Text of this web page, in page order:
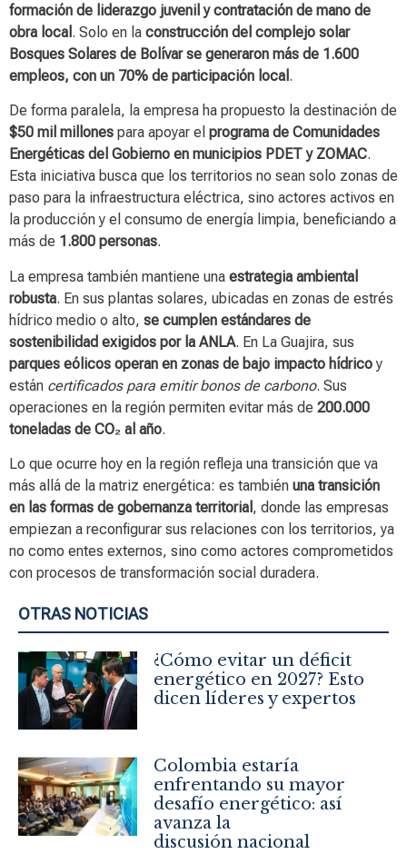
formación de liderazgo juvenil y contratación de mano de
obra local . Solo en la construcción del complejo solar
Bosques Solares de Bolívar se generaron más de 1.600
empleos, con un 70% de participación local .
De forma paralela, la empresa ha propuesto la destinación de
$50 mil millones para apoyar el programa de Comunidades
Energéticas del Gobierno en municipios PDET y ZOMAC.
Esta iniciativa busca que los territorios no sean solo zonas de
paso para la infraestructura eléctrica, sino actores activos en
la producción y el consumo de energía limpia, beneficiando a
más de 1.800 personas.
La empresa también mantiene una estrategia ambiental
robusta. En sus plantas solares, ubicadas en zonas de estrés
hídrico medio o alto, se cumplen estándares de
sostenibilidad exigidos por la ANLA. En La Guajira, sus
parques eólicos operan en zonas de bajo impacto hídricoy
están certificados para emitir bonos de carbono. Sus
operaciones en la región permiten evitar más de 200.000
toneladas de CO₂ al año.
Lo que ocurre hoy en la región refleja una transición que va
más allá de la matriz energética: es también una transición
en las formas de gobernanza territorial , donde las empresas
empiezan a reconfigurar sus relaciones con los territorios, ya
no como entes externos, sino como actores comprometidos
con procesos de transformación social duradera.
OTRAS NOTICIAS
¿Cómo evitar un déficit
energético en 2027? Esto
dicen líderes y expertos
Colombia estaría
enfrentando su mayor
desafío energético: así
avanza la
discusión nacional